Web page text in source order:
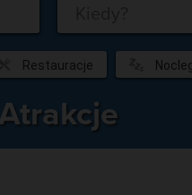
Restauracje